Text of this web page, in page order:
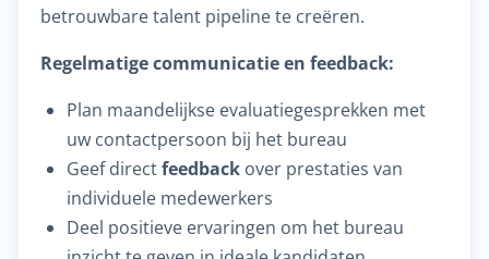
betrouwbare talent pipeline te creëren.
Regelmatige communicatie en feedback:
Plan maandelijkse evaluatiegesprekken met
uw contactpersoon bij het bureau
Geef directfeedback over prestaties van
individuele medewerkers
Deel positieve ervaringen om het bureau